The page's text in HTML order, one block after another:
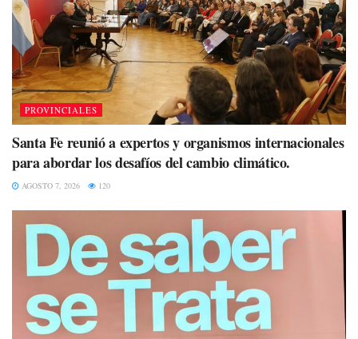
PROVINCIALES
Santa Fe reunió a expertos y organismos internacionales
para abordar los desafíos del cambio climático.
AGOSTO 7, 2026 120